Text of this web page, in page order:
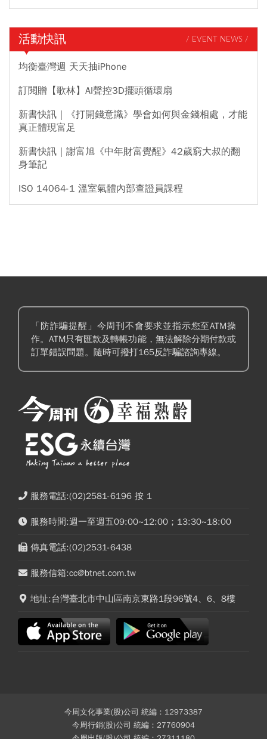
活動快訊 / EVENT NEWS /
均衡臺灣週 天天抽iPhone
訂閱贈【歌林】AI聲控3D擺頭循環扇
新書快訊｜《打開錢意識》學會如何與金錢相處，才能
真正體現富足
新書快訊｜謝富旭《中年財富覺醒》42歲窮大叔的翻
身筆記
ISO 14064-1 溫室氣體內部查證員課程
「防詐騙提醒」今周刊不會要求並指示您至ATM操
作。ATM只有匯款及轉帳功能，無法解除分期付款或
訂單錯誤問題。隨時可撥打165反詐騙諮詢專線。
服務電話:(02)2581-6196 按 1
服務時間:週一至週五09:00~12:00；13:30~18:00
傳真電話:(02)2531-6438
服務信箱:cc@btnet.com.tw
地址:台灣臺北市中山區南京東路1段96號4、6、8樓
今周文化事業(股)公司 統編：12973387
今周行銷(股)公司 統編：27760904